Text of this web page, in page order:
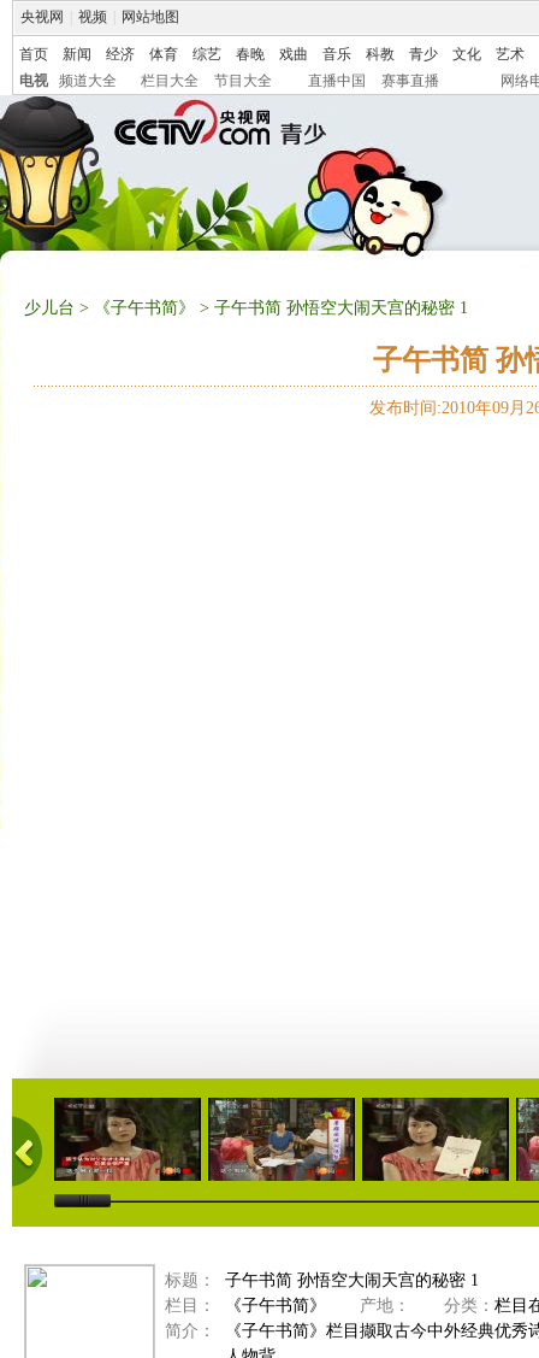
央视网 视频 网站地图
首页 新闻 经济 体育 综艺 春晚 戏曲 音乐 科教 青少 文化
艺术
电视
频道大全 栏目大全 节目大全 直播中国 赛事直播 网络
少儿台 > 《子午书简》 > 子午书简 孙悟空大闹天宫的秘密 1
子午书简 孙
发布时间:2010年09月
04:59 04:30 04:05
标题：
子午书简 孙悟空大闹天宫的秘密 1
栏目：
《子午书简》 产地： 分类： 栏目
简介：
《子午书简》栏目撷取古今中外经典优